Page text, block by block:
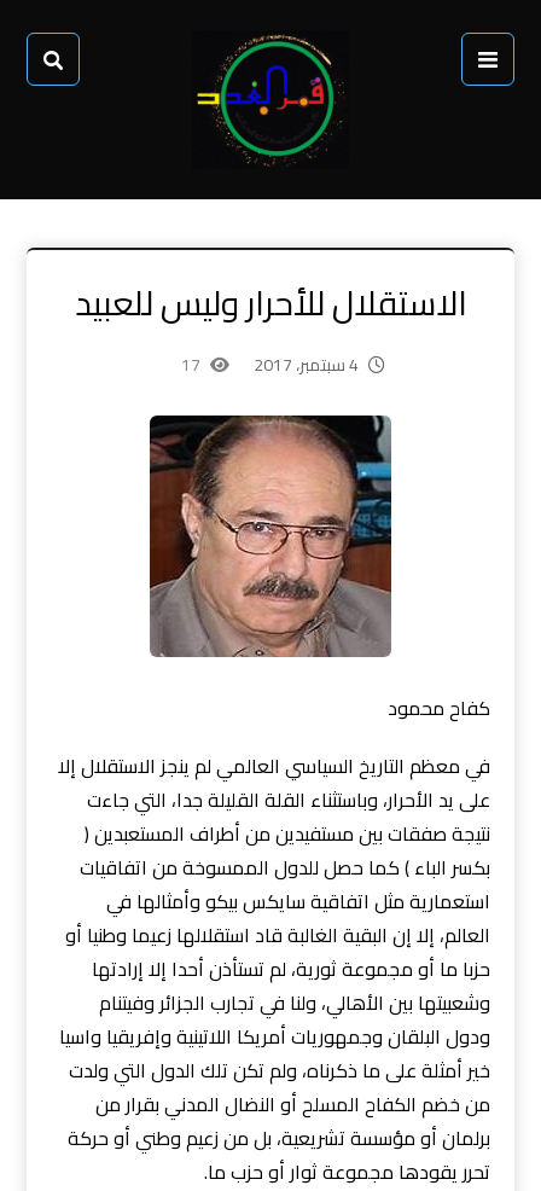
الاستقلال للأحرار وليس للعبيد
4 سبتمبر، 2017 17
كفاح محمود
في معظم التاريخ السياسي العالمي لم ينجز الاستقلال إلا
على يد الأحرار، وباستثناء القلة القليلة جدا، التي جاءت
نتيجة صفقات بين مستفيدين من أطراف المستعبدين (
بكسر الباء ) كما حصل للدول الممسوخة من اتفاقيات
استعمارية مثل اتفاقية سايكس بيكو وأمثالها في
العالم، إلا إن البقية الغالبة قاد استقلالها زعيما وطنيا أو
حزبا ما أو مجموعة ثورية، لم تستأذن أحدا إلا إرادتها
وشعبيتها بين الأهالي، ولنا في تجارب الجزائر وفيتنام
ودول البلقان وجمهوريات أمريكا اللاتينية وإفريقيا واسيا
خير أمثلة على ما ذكرناه، ولم تكن تلك الدول التي ولدت
من خضم الكفاح المسلح أو النضال المدني بقرار من
برلمان أو مؤسسة تشريعية، بل من زعيم وطني أو حركة
تحرر يقودها مجموعة ثوار أو حزب ما.